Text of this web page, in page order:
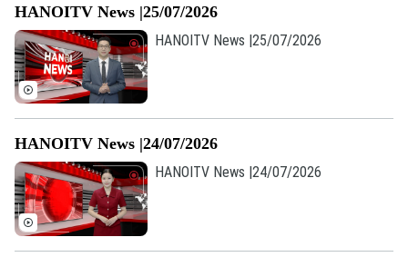
Theo dõi Hà Nội On
HANOITV News |25/07/2026
HANOITV News |25/07/2026
HANOITV News |24/07/2026
HANOITV News |24/07/2026